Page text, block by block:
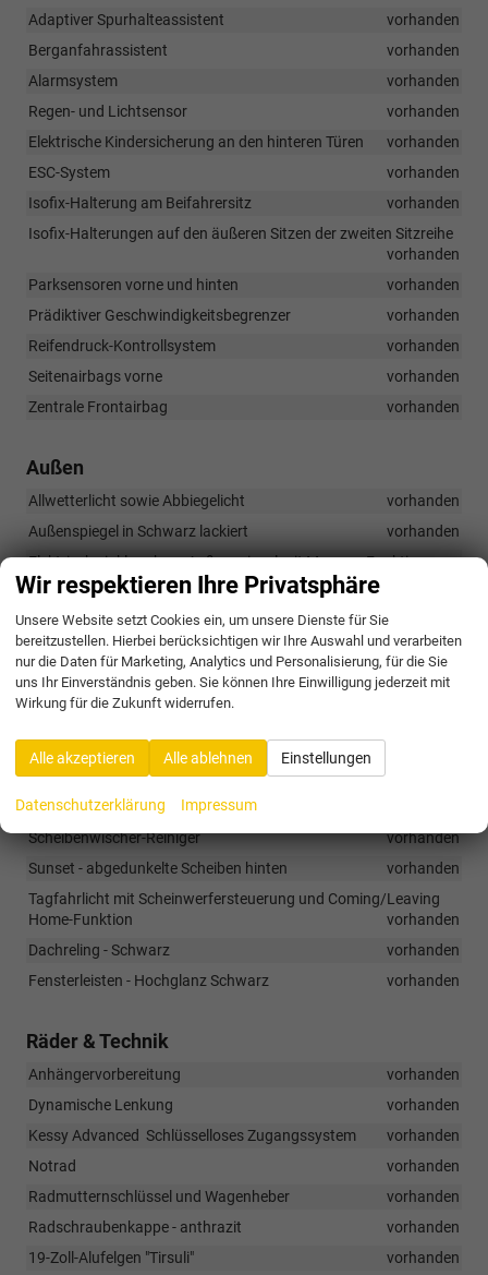
Adaptiver Spurhalteassistent
vorhanden
Berganfahrassistent
vorhanden
Alarmsystem
vorhanden
Regen- und Lichtsensor
vorhanden
Elektrische Kindersicherung an den hinteren Türen
vorhanden
ESC-System
vorhanden
Isofix-Halterung am Beifahrersitz
vorhanden
Isofix-Halterungen auf den äußeren Sitzen der zweiten Sitzreihe
vorhanden
Parksensoren vorne und hinten
vorhanden
Prädiktiver Geschwindigkeitsbegrenzer
vorhanden
Reifendruck-Kontrollsystem
vorhanden
Seitenairbags vorne
vorhanden
Zentrale Frontairbag
vorhanden
Außen
Allwetterlicht sowie Abbiegelicht
vorhanden
Außenspiegel in Schwarz lackiert
vorhanden
Elektrisch einklappbare Außenspiegel mit Memory-Funktion
Elektrische Heckklappe mit virtueller Bedienung (Virtual Pedal)
vorhanden
Frontgrill mit glänzend schwarzen Leisten und Lamellen
vorhanden
LED-Rückleuchten mit dynamischem Blinklicht
Lichtleiste im Frontgrill
Matrix-LED-Scheinwerfer
Nebelscheinwerfer hinten
Scheibenwischer-Reiniger
vorhanden
Sunset - abgedunkelte Scheiben hinten
vorhanden
Tagfahrlicht mit Scheinwerfersteuerung und Coming/Leaving
Home-Funktion
vorhanden
Dachreling - Schwarz
vorhanden
Fensterleisten - Hochglanz Schwarz
vorhanden
Räder & Technik
Anhängervorbereitung
vorhanden
Dynamische Lenkung
vorhanden
Kessy Advanced  Schlüsselloses Zugangssystem
vorhanden
Notrad
vorhanden
Radmutternschlüssel und Wagenheber
vorhanden
Radschraubenkappe - anthrazit
vorhanden
19-Zoll-Alufelgen "Tirsuli"
vorhanden
Wir respektieren Ihre Privatsphäre
Unsere Website setzt Cookies ein, um unsere Dienste für Sie
bereitzustellen. Hierbei berücksichtigen wir Ihre Auswahl und verarbeiten
nur die Daten für Marketing, Analytics und Personalisierung, für die Sie
uns Ihr Einverständnis geben. Sie können Ihre Einwilligung jederzeit mit
Wirkung für die Zukunft widerrufen.
Alle akzeptieren Alle ablehnen Einstellungen
Datenschutzerklärung Impressum